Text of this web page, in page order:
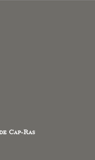
Cap-Ras